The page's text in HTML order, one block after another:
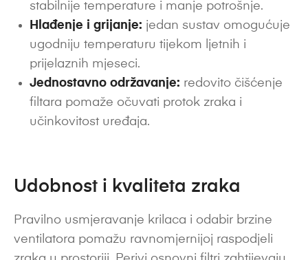
stabilnije temperature i manje potrošnje.
Hlađenje i grijanje: jedan sustav omogućuje
ugodniju temperaturu tijekom ljetnih i
prijelaznih mjeseci.
Jednostavno održavanje: redovito čišćenje
filtara pomaže očuvati protok zraka i
učinkovitost uređaja.
Udobnost i kvaliteta zraka
Pravilno usmjeravanje krilaca i odabir brzine
ventilatora pomažu ravnomjernijoj raspodjeli